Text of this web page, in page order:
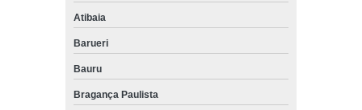
Atibaia
Barueri
Bauru
Bragança Paulista